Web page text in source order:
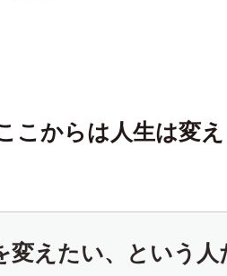
こからは人生は変
えたい、という人